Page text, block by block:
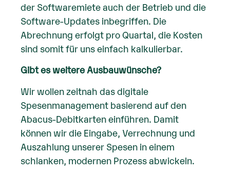
der Softwaremiete auch der Betrieb und die
Software-Updates inbegriffen. Die
Abrechnung erfolgt pro Quartal, die Kosten
sind somit für uns einfach kalkulierbar.
Gibt es weitere Ausbauwünsche?
Wir wollen zeitnah das digitale
Spesenmanagement basierend auf den
Abacus-Debitkarten einführen. Damit
können wir die Eingabe, Verrechnung und
Auszahlung unserer Spesen in einem
schlanken, modernen Prozess abwickeln.